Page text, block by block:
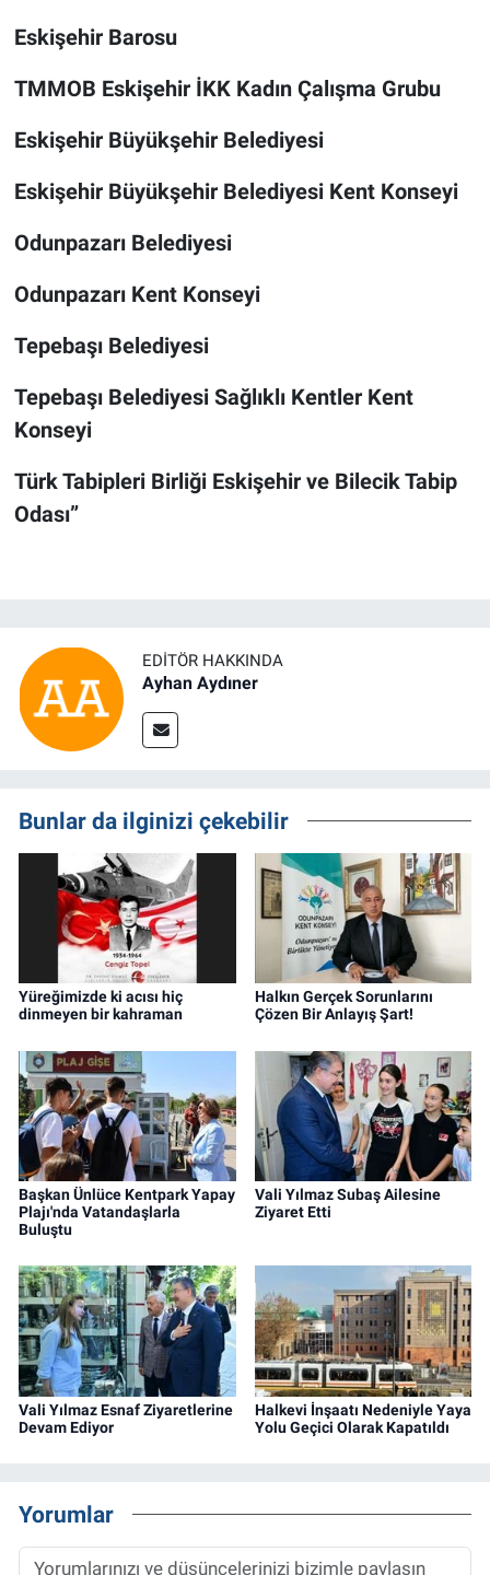
Eskişehir Barosu
TMMOB Eskişehir İKK Kadın Çalışma Grubu
Eskişehir Büyükşehir Belediyesi
Eskişehir Büyükşehir Belediyesi Kent Konseyi
Odunpazarı Belediyesi
Odunpazarı Kent Konseyi
Tepebaşı Belediyesi
Tepebaşı Belediyesi Sağlıklı Kentler Kent
Konseyi
Türk Tabipleri Birliği Eskişehir ve Bilecik Tabip
Odası”
EDITÖR HAKKINDA
Ayhan Aydıner
Bunlar da ilginizi çekebilir
Yüreğimizde ki acısı hiç
dinmeyen bir kahraman
Halkın Gerçek Sorunlarını
Çözen Bir Anlayış Şart!
Başkan Ünlüce Kentpark Yapay
Plajı'nda Vatandaşlarla
Buluştu
Vali Yılmaz Subaş Ailesine
Ziyaret Etti
Vali Yılmaz Esnaf Ziyaretlerine
Devam Ediyor
Halkevi İnşaatı Nedeniyle Yaya
Yolu Geçici Olarak Kapatıldı
Yorumlar